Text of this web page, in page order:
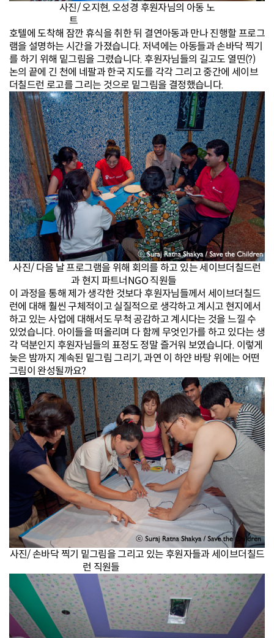
사진/ 오지현, 오성경 후원자님의 아동 노
트
호텔에 도착해 잠깐 휴식을 취한 뒤 결연아동과 만나 진행할 프로그
램을 설명하는 시간을 가졌습니다. 저녁에는 아동들과 손바닥 찍기
를 하기 위해 밑그림을 그렸습니다. 후원자님들의 길고도 열띤(?)
논의 끝에 긴 천에 네팔과 한국 지도를 각각 그리고 중간에 세이브
더칠드런 로고를 그리는 것으로 밑그림을 결정했습니다.
사진/ 다음 날 프로그램을 위해 회의를 하고 있는 세이브더칠드런
과 현지 파트너NGO 직원들
이 과정을 통해 제가 생각한 것보다 후원자님들께서 세이브더칠드
런에 대해 훨씬 구체적이고 실질적으로 생각하고 계시고 현지에서
하고 있는 사업에 대해서도 무척 공감하고 계시다는 것을 느낄 수
있었습니다. 아이들을 떠올리며 다 함께 무엇인가를 하고 있다는 생
각 덕분인지 후원자님들의 표정도 정말 즐거워 보였습니다. 이렇게
늦은 밤까지 계속된 밑그림 그리기, 과연 이 하얀 바탕 위에는 어떤
그림이 완성될까요?
사진/ 손바닥 찍기 밑그림을 그리고 있는 후원자들과 세이브더칠드
런 직원들